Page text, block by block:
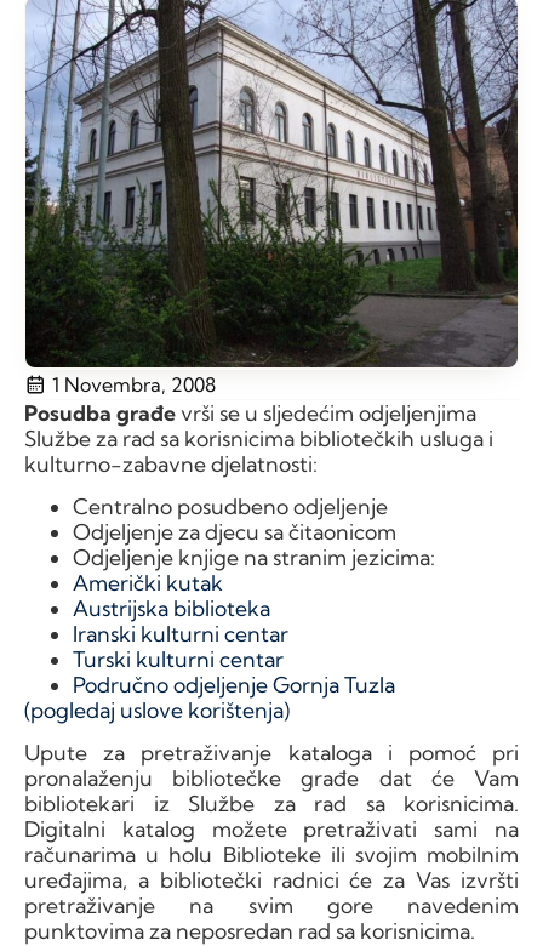
1 Novembra, 2008
Posudba građevrši se u sljedećim odjeljenjima
Službe za rad sa korisnicima bibliotečkih usluga i
kulturno-zabavne djelatnosti:
Centralno posudbeno odjeljenje
Odjeljenje za djecu sa čitaonicom
Odjeljenje knjige na stranim jezicima:
Američki kutak
Austrijska biblioteka
Iranski kulturni centar
Turski kulturni centar
Područno odjeljenje Gornja Tuzla
(pogledaj uslove korištenja)
Upute za pretraživanje kataloga i pomoć pri
pronalaženju bibliotečke građe dat će Vam
bibliotekari iz Službe za rad sa korisnicima.
Digitalni katalog možete pretraživati sami na
računarima u holu Biblioteke ili svojim mobilnim
uređajima, a bibliotečki radnici će za Vas izvršti
pretraživanje na svim gore navedenim
punktovima za neposredan rad sa korisnicima.